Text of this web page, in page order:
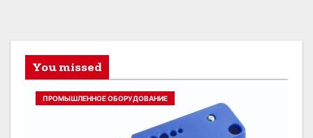
You missed
ПРОМЫШЛЕННОЕ ОБОРУДОВАНИЕ